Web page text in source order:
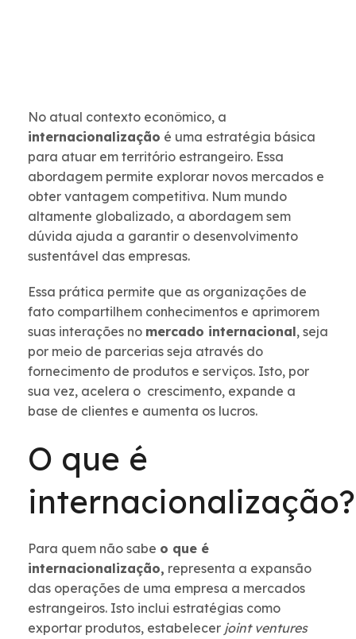
No atual contexto econômico, a
internacionalização é uma estratégia básica
para atuar em território estrangeiro. Essa
abordagem permite explorar novos mercados e
obter vantagem competitiva. Num mundo
altamente globalizado, a abordagem sem
dúvida ajuda a garantir o desenvolvimento
sustentável das empresas.
Essa prática permite que as organizações de
fato compartilhem conhecimentos e aprimorem
suas interações no mercado internacional, seja
por meio de parcerias seja através do
fornecimento de produtos e serviços. Isto, por
sua vez, acelera o crescimento, expande a
base de clientes e aumenta os lucros.
O que é
internacionalização?
Para quem não sabe o que é
internacionalização, representa a expansão
das operações de uma empresa a mercados
estrangeiros. Isto inclui estratégias como
exportar produtos, estabelecer joint ventures